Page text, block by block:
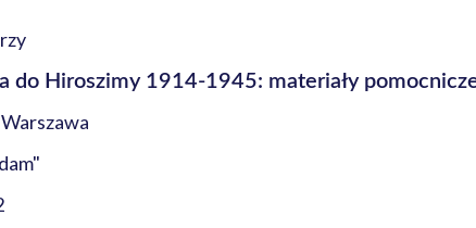
do Hiroszimy 1914-1945: materiały
Warszawa